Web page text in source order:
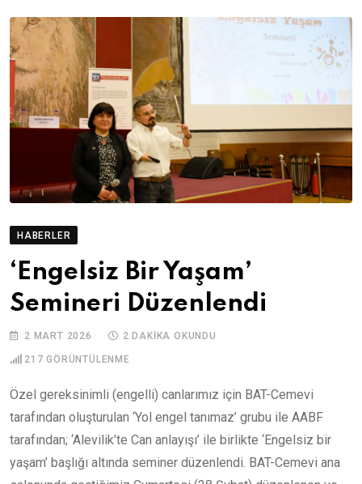
HABERLER
‘Engelsiz Bir Yaşam’
Semineri Düzenlendi
2 MART 2026 2 DAKIKA OKUNDU
217 GÖRÜNTÜLENME
Özel gereksinimli (engelli) canlarımız için BAT-Cemevi
tarafından oluşturulan ‘Yol engel tanımaz’ grubu ile AABF
tarafından; ‘Alevilik’te Can anlayışı’ ile birlikte ‘Engelsiz bir
yaşam’ başlığı altında seminer düzenlendi. BAT-Cemevi ana